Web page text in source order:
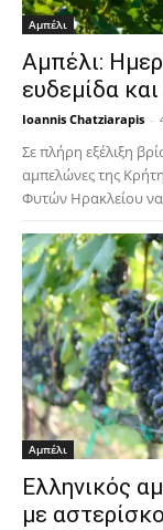
Αμπέλι
Αμπέλι:
ευδεμίδα
Ioannis Chatziarapis -
Σε πλήρη εξέλιξη
αμπελώνες της
Φυτών Ηρακλείου να
Αμπέλι
Ελληνικός
με